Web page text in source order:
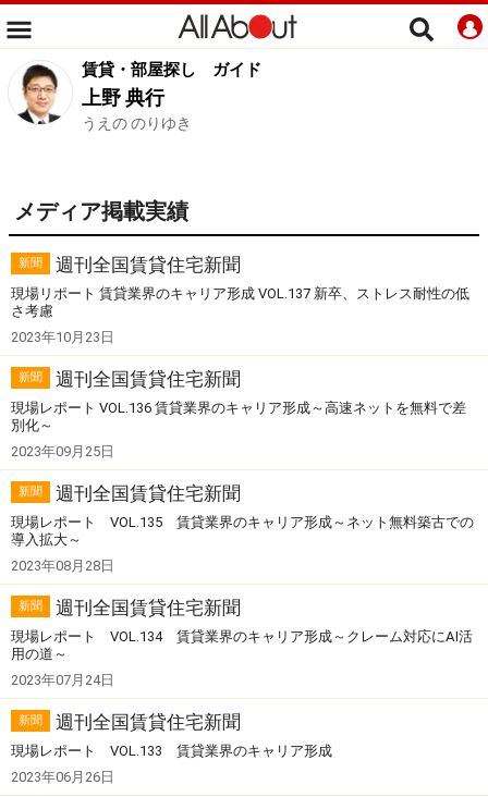
賃貸・部屋探し ガイド
上野 典行
うえの のりゆき
メディア掲載実績
新聞 週刊全国賃貸住宅新聞
現場リポート 賃貸業界のキャリア形成 VOL.137 新卒、ストレス耐性の低
さ考慮
2023年10月23日
新聞 週刊全国賃貸住宅新聞
現場レポート VOL.136 賃貸業界のキャリア形成～高速ネットを無料で差
別化～
2023年09月25日
新聞 週刊全国賃貸住宅新聞
現場レポート VOL.135 賃貸業界のキャリア形成～ネット無料築古での
導入拡大～
2023年08月28日
新聞 週刊全国賃貸住宅新聞
現場レポート VOL.134 賃貸業界のキャリア形成～クレーム対応にAI活
用の道～
2023年07月24日
新聞 週刊全国賃貸住宅新聞
現場レポート VOL.133 賃貸業界のキャリア形成
2023年06月26日